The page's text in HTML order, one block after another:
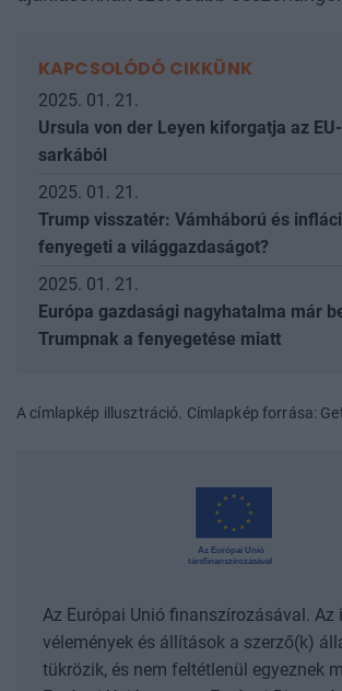
KAPCSOLÓDÓ CIKKÜNK
2025. 01. 21.
Ursula von der Leyen kiforgatja az
sarkából
2025. 01. 21.
Trump visszatér: Vámháború és
fenyegeti a világgazdaságot?
2025. 01. 21.
Európa gazdasági nagyhatalma már
Trumpnak a fenyegetése miatt
A címlapkép illusztráció. Címlapkép forrása:
Az Európai Unió finanszírozásával. Az
vélemények és állítások a szerző(k)
tükrözik, és nem feltétlenül egyeznek